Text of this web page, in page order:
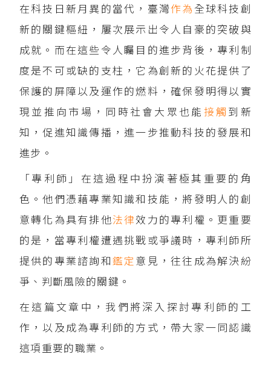
在科技日新月異的當代，臺灣作為 全球科技創
新的關鍵樞紐，屢次展示出令人自豪的突破與
成就。而在這些令人矚目的進步背後，專利制
度是不可或缺的支柱，它為創新的火花提供了
保護的屏障以及運作的燃料，確保發明得以實
現並推向市場，同時社會大眾也能 接觸到新
知，促進知識傳播，進一步推動科技的發展和
進步。
「專利師」在這過程中扮演著極其重要的角
色。他們憑藉專業知識和技能，將發明人的創
意轉化為具有排他法律效力的專利權。更重要
的是，當專利權遭遇挑戰或爭議時，專利師所
提供的專業諮詢和鑑定 意見，往往成為解決紛
爭、判斷風險的關鍵。
在這篇文章中，我們將深入探討專利師的工
作，以及成為專利師的方式，帶大家一同認識
這項重要的職業。